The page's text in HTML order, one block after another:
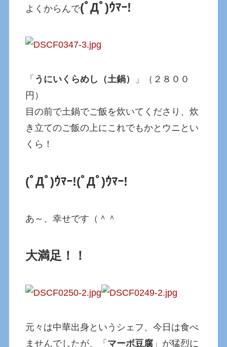
よくからんで(ﾟДﾟ)ｳﾏｰ!
「 うにいくらめし（土鍋）
」（２８００
円）
目の前で土鍋でご飯を炊いてくださり、炊
き立てのご飯の上にこれでもかとウニとい
くら！
(ﾟДﾟ)ｳﾏｰ!(ﾟДﾟ)ｳﾏｰ!
あ～、幸せです（＾＾
大満足！！
元々は中華出身というシェフ、今日は食べ
ませんでしたが、「 マーボ豆腐 」が猛烈に